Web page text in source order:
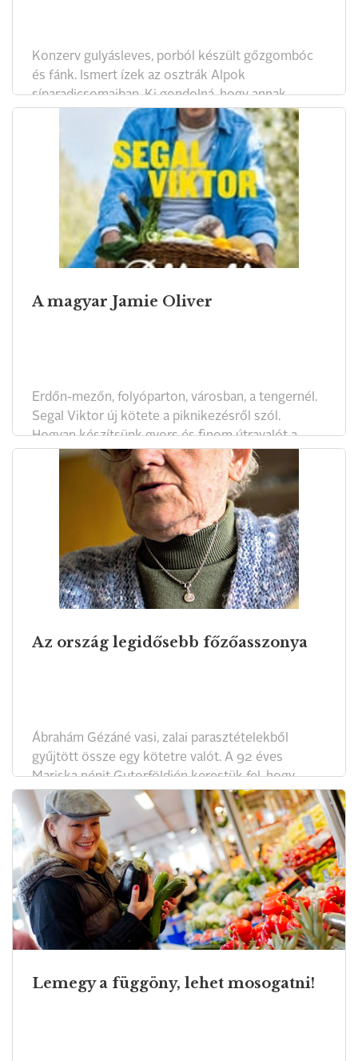
Konzerv gulyásleves, porból készült gőzgombóc
és fánk. Ismert ízek az osztrák Alpok
síparadicsomaiban. Ki gondolná, hogy annak
örülünk, ha magyar szakáccsal találkozunk egy
hüttében vagy egy panzióban?
A magyar Jamie Oliver
Erdőn-mezőn, folyóparton, városban, a tengernél.
Segal Viktor új kötete a piknikezésről szól.
Hogyan készítsünk gyors és finom útravalót a
családnak.
Az ország legidősebb főzőasszonya
Ábrahám Gézáné vasi, zalai parasztételekből
gyűjtött össze egy kötetre valót. A 92 éves
Mariska nénit Gutorföldjén kerestük fel, hogy
mondja el az aludttejes prószatorta receptjét.
Lemegy a függöny, lehet mosogatni!